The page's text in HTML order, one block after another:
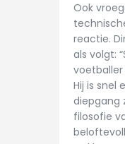
Ook
reactie.
als volgt:
Hij is snel
diepgang
filosofie